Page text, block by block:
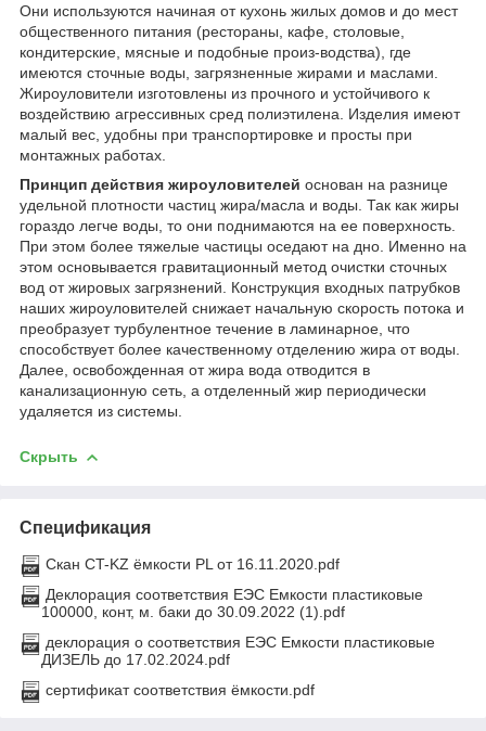
Они используются начиная от кухонь жилых домов и до мест
общественного питания (рестораны, кафе, столовые,
кондитерские, мясные и подобные произ-водства), где
имеются сточные воды, загрязненные жирами и маслами.
Жироуловители изготовлены из прочного и устойчивого к
воздействию агрессивных сред полиэтилена. Изделия имеют
малый вес, удобны при транспортировке и просты при
монтажных работах.
Принцип действия жироуловителей основан на разнице
удельной плотности частиц жира/масла и воды. Так как жиры
гораздо легче воды, то они поднимаются на ее поверхность.
При этом более тяжелые частицы оседают на дно. Именно на
этом основывается гравитационный метод очистки сточных
вод от жировых загрязнений. Конструкция входных патрубков
наших жироуловителей снижает начальную скорость потока и
преобразует турбулентное течение в ламинарное, что
способствует более качественному отделению жира от воды.
Далее, освобожденная от жира вода отводится в
канализационную сеть, а отделенный жир периодически
удаляется из системы.
Скрыть
Спецификация
Скан CT-KZ ёмкости PL от 16.11.2020.pdf
Деклорация соответствия ЕЭС Емкости пластиковые
100000, конт, м. баки до 30.09.2022 (1).pdf
деклорация о соответствия ЕЭС Емкости пластиковые
ДИЗЕЛЬ до 17.02.2024.pdf
сертификат соответствия ёмкости.pdf